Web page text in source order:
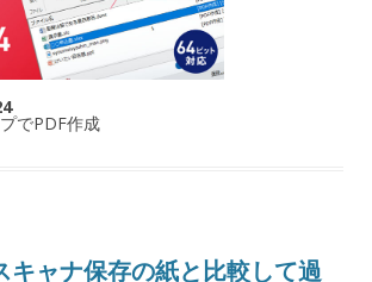
でPDF作成
ャナ保存の紙と比較して過